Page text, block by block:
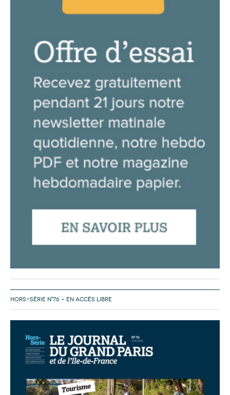
HORS-SÉRIE N°76 – EN ACCÈS LIBRE